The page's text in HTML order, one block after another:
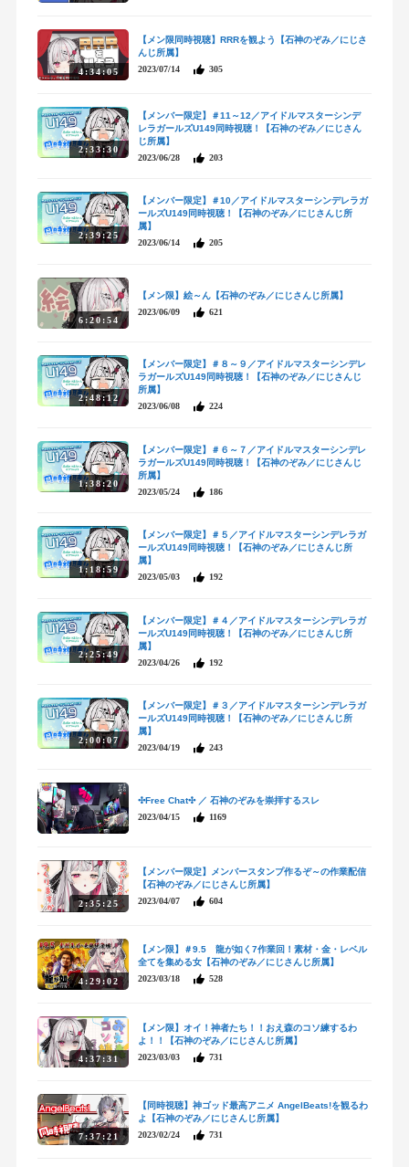
4:34:05
【メン限同時視聴】RRRを観よう【石神のぞみ／にじさ
んじ所属】
2023/07/14
305
2:33:30
【メンバー限定】＃11～12／アイドルマスターシンデ
レラガールズU149同時視聴！【石神のぞみ／にじさん
じ所属】
2023/06/28
203
2:39:25
【メンバー限定】＃10／アイドルマスターシンデレラガ
ールズU149同時視聴！【石神のぞみ／にじさんじ所
属】
2023/06/14
205
6:20:54
【メン限】絵～ん【石神のぞみ／にじさんじ所属】
2023/06/09
621
2:48:12
【メンバー限定】＃８～９／アイドルマスターシンデレ
ラガールズU149同時視聴！【石神のぞみ／にじさんじ
所属】
2023/06/08
224
1:38:20
【メンバー限定】＃６～７／アイドルマスターシンデレ
ラガールズU149同時視聴！【石神のぞみ／にじさんじ
所属】
2023/05/24
186
1:18:59
【メンバー限定】＃５／アイドルマスターシンデレラガ
ールズU149同時視聴！【石神のぞみ／にじさんじ所
属】
2023/05/03
192
2:25:49
【メンバー限定】＃４／アイドルマスターシンデレラガ
ールズU149同時視聴！【石神のぞみ／にじさんじ所
属】
2023/04/26
192
2:00:07
【メンバー限定】＃３／アイドルマスターシンデレラガ
ールズU149同時視聴！【石神のぞみ／にじさんじ所
属】
2023/04/19
243
✣Free Chat✣ ／ 石神のぞみを崇拝するスレ
2023/04/15
1169
2:35:25
【メンバー限定】メンバースタンプ作るぞ～の作業配信
【石神のぞみ／にじさんじ所属】
2023/04/07
604
4:29:02
【メン限】＃9.5 龍が如く7作業回！素材・金・レベル
全てを集める女【石神のぞみ／にじさんじ所属】
2023/03/18
528
4:37:31
【メン限】オイ！神者たち！！おえ森のコソ練するわ
よ！！【石神のぞみ／にじさんじ所属】
2023/03/03
731
7:37:21
【同時視聴】神ゴッド最高アニメ AngelBeats!を観るわ
よ【石神のぞみ／にじさんじ所属】
2023/02/24
731